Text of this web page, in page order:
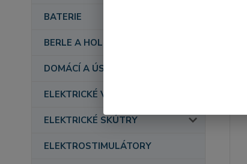
BATERIE
BERLE A HOLE
DOMÁCÍ A ÚSTAVNÍ PÉČE
ELEKTRICKÉ VOZÍKY
ELEKTRICKÉ SKÚTRY
ELEKTROSTIMULÁTORY